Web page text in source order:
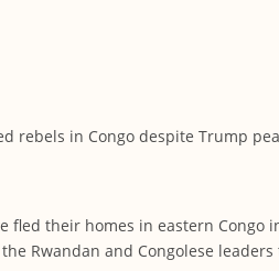
rebels in Congo despite Trump
fled their homes in eastern
Rwandan and Congolese